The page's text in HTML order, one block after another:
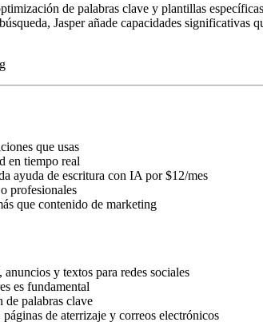
de palabras clave y plantillas
Jasper añade capacidades
que usas
en tiempo real
ayuda de escritura con IA por $12/mes
profesionales
que contenido de marketing
y textos para redes sociales
es fundamental
de palabras clave
de aterrizaje y correos electrónicos